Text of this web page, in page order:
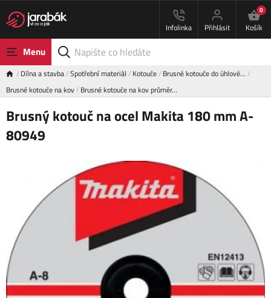
Infolinka Přihlásit
0
Košík
Menu
Dílna a stavba Spotřební materiál Kotouče Brusné kotouče do úhlové…
Brusné kotouče na kov Brusné kotouče na kov průměr…
Brusný kotouč na ocel Makita 180 mm A-
80949